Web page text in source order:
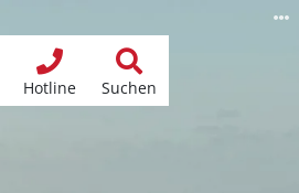
Hotline Suchen